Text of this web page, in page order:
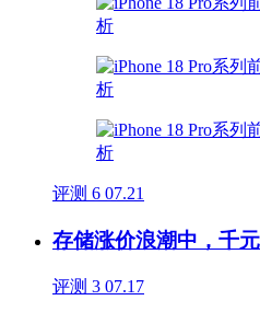
评测 6 07.21
存储涨价浪潮中，千
评测 3 07.17